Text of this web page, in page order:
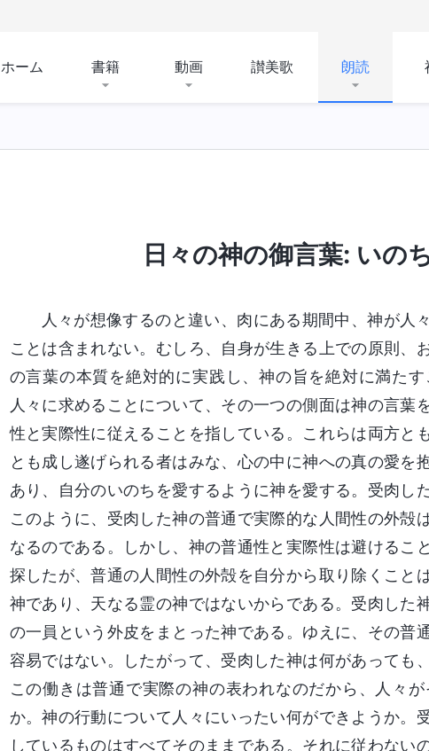
ホーム 書籍 動画 讃美歌 朗読
日々の神の御言葉: いの
人々が想像するのと違い、肉にある期間中、神が
ことは含まれない。むしろ、自身が生きる上での原則、
の言葉の本質を絶対的に実践し、神の旨を絶対に満た
人々に求めることについて、その一つの側面は神の言
性と実際性に従えることを指している。これらは両方と
とも成し遂げられる者はみな、心の中に神への真の愛
あり、自分のいのちを愛するように神を愛する。受肉し
このように、受肉した神の普通で実際的な人間性の外殻
なるのである。しかし、神の普通性と実際性は避けるこ
探したが、普通の人間性の外殻を自分から取り除くこと
神であり、天なる霊の神ではないからである。受肉した
の一員という外皮をまとった神である。ゆえに、その普
容易ではない。したがって、受肉した神は何があっても
この働きは普通で実際の神の表われなのだから、人々
か。神の行動について人々にいったい何ができようか。
しているものはすべてそのままである。それに従わない